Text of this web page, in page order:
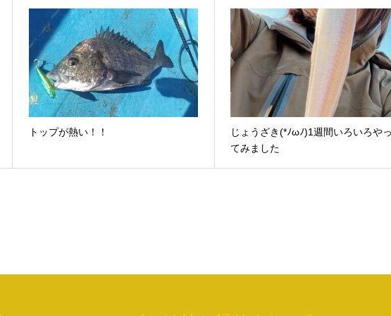
トップが熱い！！
じょうざき(*ﾉωﾉ)1週間いろいろや
てみました